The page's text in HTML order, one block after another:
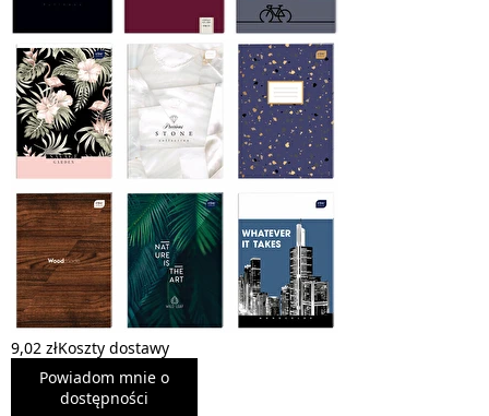
9,02 złKoszty dostawy
Powiadom mnie o
dostępności